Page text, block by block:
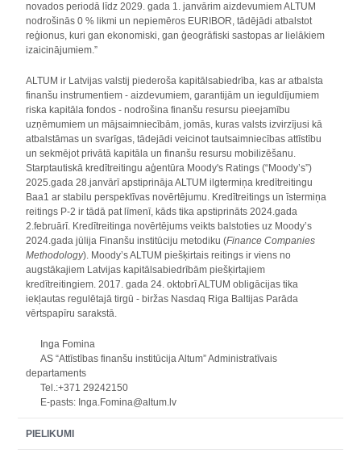
novados periodā līdz 2029. gada 1. janvārim aizdevumiem ALTUM
nodrošinās 0 % likmi un nepiemēros EURIBOR, tādējādi atbalstot
reģionus, kuri gan ekonomiski, gan ģeogrāfiski sastopas ar lielākiem
izaicinājumiem.”
ALTUM ir Latvijas valstij piederoša kapitālsabiedrība, kas ar atbalsta
finanšu instrumentiem - aizdevumiem, garantijām un ieguldījumiem
riska kapitāla fondos - nodrošina finanšu resursu pieejamību
uzņēmumiem un mājsaimniecībām, jomās, kuras valsts izvirzījusi kā
atbalstāmas un svarīgas, tādejādi veicinot tautsaimniecības attīstību
un sekmējot privātā kapitāla un finanšu resursu mobilizēšanu.
Starptautiskā kredītreitingu aģentūra Moody's Ratings (“Moody’s”)
2025.gada 28.janvārī apstiprināja ALTUM ilgtermiņa kredītreitingu
Baa1 ar stabilu perspektīvas novērtējumu. Kredītreitings un īstermiņa
reitings P-2 ir tādā pat līmenī, kāds tika apstiprināts 2024.gada
2.februārī. Kredītreitinga novērtējums veikts balstoties uz Moody’s
2024.gada jūlija Finanšu institūciju metodiku (Finance Companies
Methodology). Moody’s ALTUM piešķirtais reitings ir viens no
augstākajiem Latvijas kapitālsabiedrībām piešķirtajiem
kredītreitingiem. 2017. gada 24. oktobrī ALTUM obligācijas tika
iekļautas regulētajā tirgū - biržas Nasdaq Riga Baltijas Parāda
vērtspapīru sarakstā.
Inga Fomina
AS “Attīstības finanšu institūcija Altum” Administratīvais
departaments
Tel.:+371 29242150
E-pasts: Inga.Fomina@altum.lv
PIELIKUMI